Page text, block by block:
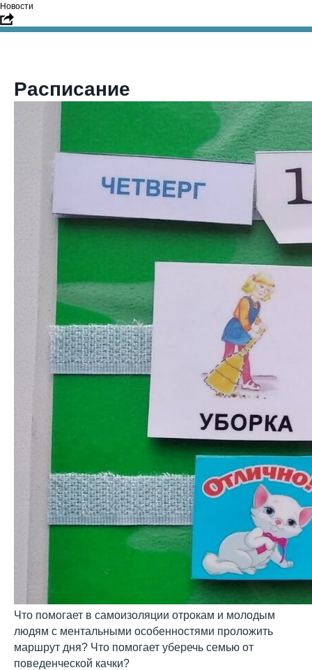
Новости
Расписание
Что помогает в самоизоляции отрокам и молодым
людям с ментальными особенностями проложить
маршрут дня? Что помогает уберечь семью от
поведенческой качки?